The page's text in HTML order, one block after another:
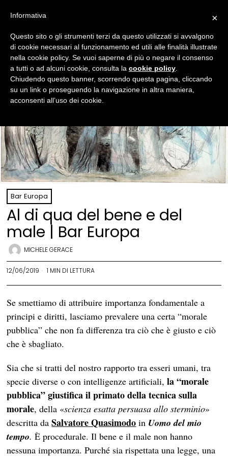
Bar Europa
Al di qua del bene e del
male | Bar Europa
MICHELE GERACE
12/06/2019 1 MIN DI LETTURA
Se smettiamo di attribuire importanza fondamentale a
principi e diritti, lasciamo prevalere una certa “morale
pubblica” che non fa differenza tra ciò che è giusto e ciò
che è sbagliato.
Sia che si tratti del nostro rapporto tra esseri umani, tra
specie diverse o con intelligenze artificiali,la “morale
pubblica” giustifica il primato della tecnica sulla
morale, della «scienza esatta persuasa allo sterminio»
descritta daSalvatore Quasimodo in Uomo del mio
tempo. È procedurale. Il bene e il male non hanno
nessuna importanza. Purché sia rispettata una legge, una
×
Informativa
Questo sito o gli strumenti terzi da questo utilizzati si avvalgono
di cookie necessari al funzionamento ed utili alle finalità illustrate
nella cookie policy. Se vuoi saperne di più o negare il consenso
a tutti o ad alcuni cookie, consulta la cookie policy
Chiudendo questo banner, scorrendo questa pagina, cliccando
su un link o proseguendo la navigazione in altra maniera,
acconsenti all’uso dei cookie.